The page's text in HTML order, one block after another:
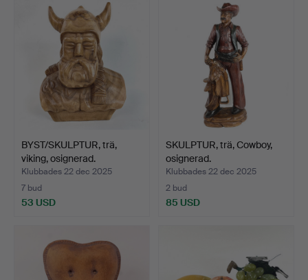
BYST/SKULPTUR, trä,
viking, osignerad.
Klubbades 22 dec 2025
7 bud
53 USD
SKULPTUR, trä, Cowboy,
osignerad.
Klubbades 22 dec 2025
2 bud
85 USD